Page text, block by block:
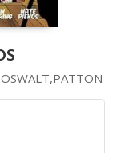
OSWALT,PATTON